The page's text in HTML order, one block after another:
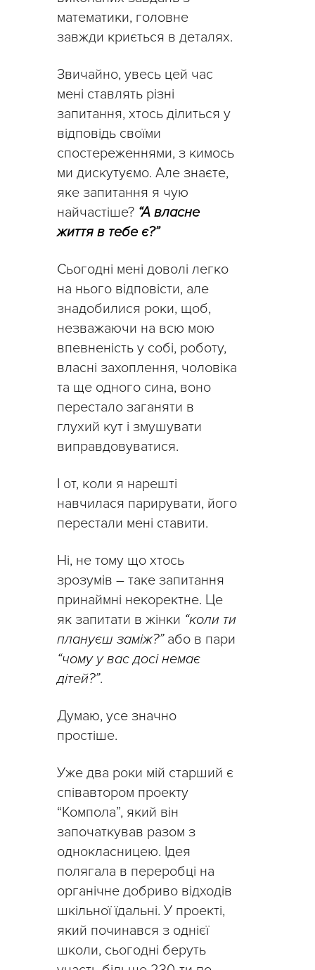
математики, головне
завжди криється в деталях.
Звичайно, увесь цей час
мені ставлять різні
запитання, хтось ділиться у
відповідь своїми
спостереженнями, з кимось
ми дискутуємо. Але знаєте,
яке запитання я чую
найчастіше? “А власне
життя в тебе є?”
Сьогодні мені доволі легко
на нього відповісти, але
знадобилися роки, щоб,
незважаючи на всю мою
впевненість у собі, роботу,
власні захоплення, чоловіка
та ще одного сина, воно
перестало заганяти в
глухий кут і змушувати
виправдовуватися.
І от, коли я нарешті
навчилася парирувати, його
перестали мені ставити.
Ні, не тому що хтось
зрозумів – таке запитання
принаймні некоректне. Це
як запитати в жінки “коли ти
плануєш заміж?”або в пари
“чому у вас досі немає
дітей?”.
Думаю, усе значно
простіше.
Уже два роки мій старший є
співавтором проекту
“Компола”, який він
започаткував разом з
однокласницею. Ідея
полягала в переробці на
органічне добриво відходів
шкільної їдальні. У проекті,
який починався з однієї
школи, сьогодні беруть